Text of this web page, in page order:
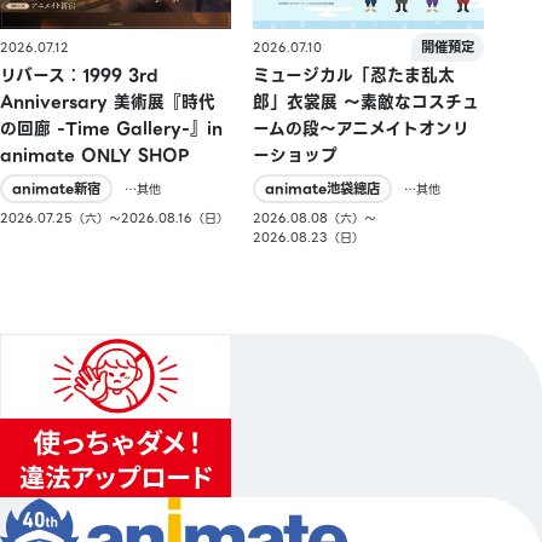
2026.07.12
リバース：1999 3rd
Anniversary 美術展『時代
の回廊 -Time Gallery-』in
animate ONLY SHOP
animate新宿
…其他
2026.07.25（六）〜2026.08.16（日）
2026.07.10
ミュージカル「忍たま乱太
郎」衣裳展 ～素敵なコスチュ
ームの段～アニメイトオンリ
ーショップ
animate池袋總店
…其他
2026.08.08（六）〜
2026.08.23（日）